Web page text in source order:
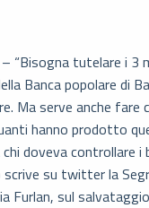
“Bisogna tutelare i 3
Banca popolare di
Ma serve anche fare
hanno prodotto
doveva controllare i
scrive su twitter la
Furlan, sul